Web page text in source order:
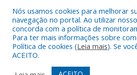
Todos os direitos reservados a
Moz.
Mapa do Site Acessar Área
Nós usamos cookies para melhorar
navegação no portal. Ao utilizar
concorda com a política de
Para ter mais informações sobre
Política de cookies (Leia mais). Se
ACEITO.